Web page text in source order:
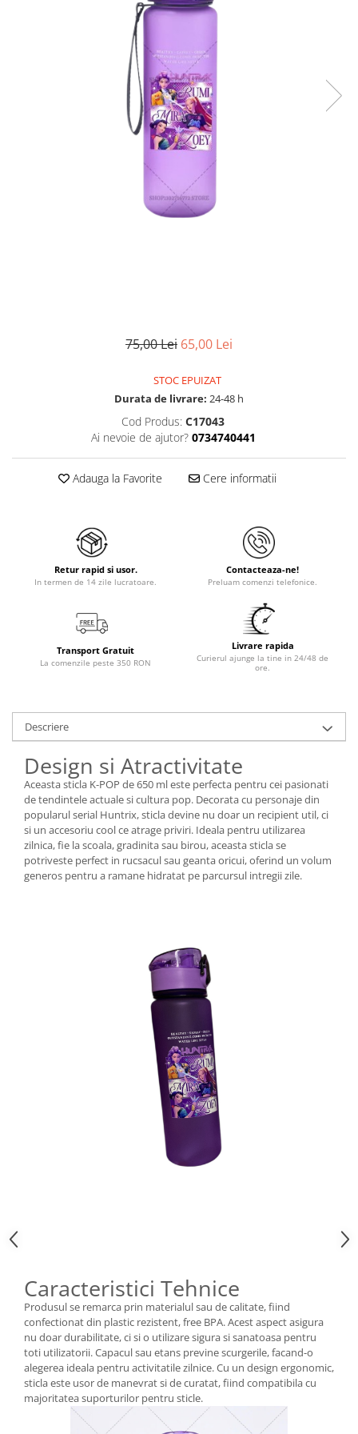
75,00 Lei 65,00 Lei
STOC EPUIZAT
Durata de livrare: 24-48 h
Cod Produs: C17043
Ai nevoie de ajutor? 0734740441
Adauga la Favorite Cere informatii
Retur rapid si usor.
In termen de 14 zile lucratoare.
Contacteaza-ne!
Preluam comenzi telefonice.
Transport Gratuit
La comenzile peste 350 RON
Livrare rapida
Curierul ajunge la tine in 24/48 de
ore.
Descriere
Design si Atractivitate
Aceasta sticla K-POP de 650 ml este perfecta pentru cei pasionati
de tendintele actuale si cultura pop. Decorata cu personaje din
popularul serial Huntrix, sticla devine nu doar un recipient util, ci
si un accesoriu cool ce atrage priviri. Ideala pentru utilizarea
zilnica, fie la scoala, gradinita sau birou, aceasta sticla se
potriveste perfect in rucsacul sau geanta oricui, oferind un volum
generos pentru a ramane hidratat pe parcursul intregii zile.
Caracteristici Tehnice
Produsul se remarca prin materialul sau de calitate, fiind
confectionat din plastic rezistent, free BPA. Acest aspect asigura
nu doar durabilitate, ci si o utilizare sigura si sanatoasa pentru
toti utilizatorii. Capacul sau etans previne scurgerile, facand-o
alegerea ideala pentru activitatile zilnice. Cu un design ergonomic,
sticla este usor de manevrat si de curatat, fiind compatibila cu
majoritatea suporturilor pentru sticle.